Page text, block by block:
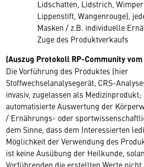
Lidschatten, Lidstrich,
Lippenstift, Wangenrouge),
Masken / z.B. individuelle
Zuge des Produktverkaufs
(Auszug Protokoll RP-Community
Die Vorführung des Produktes (hier
Stoffwechselanalysegerät, CRS-
invasiv, zugelassen als
automatisierte Auswertung der
/ Ernährungs- oder
dem Sinne, dass dem Interessierten
Möglichkeit der Verwendung des
ist keine Ausübung der Heilkunde,
Vorführenden die erstellten Werte